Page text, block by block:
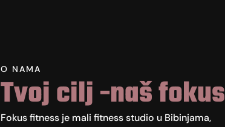
O NAMA
Tvoj cilj -naš fokus
Fokus fitness je mali fitness studio u Bibinjama,